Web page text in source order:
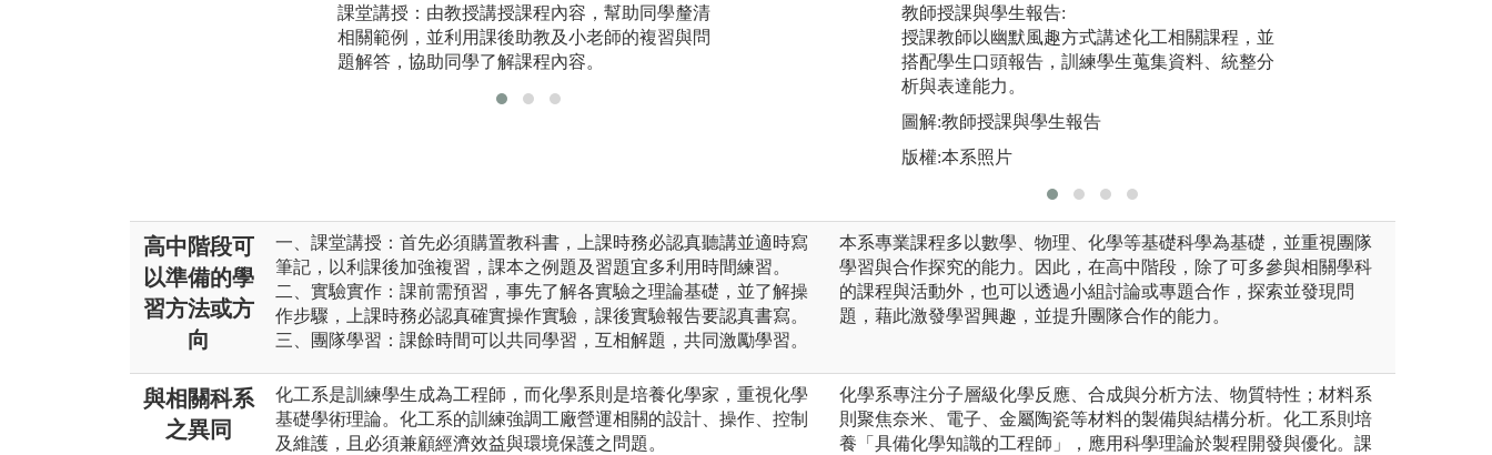
課堂講授：由教授講授課程內容，幫助同學釐清
相關範例，並利用課後助教及小老師的複習與問
題解答，協助同學了解課程內容。
實驗實作：透過實際操作，瞭解實務現場狀況，
學習具備設計裝置與規劃流程之能力。
教師授課與學生報告:
授課教師以幽默風趣方式講述化工相關課程，並
搭配學生口頭報告，訓練學生蒐集資料、統整分
析與表達能力。
圖解:教師授課與學生報告
版權:本系照片
高中階段可
以準備的學
習方法或方
向
一、課堂講授：首先必須購置教科書，上課時務必認真聽講並適時寫
筆記，以利課後加強複習，課本之例題及習題宜多利用時間練習。
二、實驗實作：課前需預習，事先了解各實驗之理論基礎，並了解操
作步驟，上課時務必認真確實操作實驗，課後實驗報告要認真書寫。
三、團隊學習：課餘時間可以共同學習，互相解題，共同激勵學習。
本系專業課程多以數學、物理、化學等基礎科學為基礎，並重視團隊
學習與合作探究的能力。因此，在高中階段，除了可多參與相關學科
的課程與活動外，也可以透過小組討論或專題合作，探索並發現問
題，藉此激發學習興趣，並提升團隊合作的能力。
與相關科系
之異同
化工系是訓練學生成為工程師，而化學系則是培養化學家，重視化學
基礎學術理論。化工系的訓練強調工廠營運相關的設計、操作、控制
及維護，且必須兼顧經濟效益與環境保護之問題。
化學系專注分子層級化學反應、合成與分析方法、物質特性；材料系
則聚焦奈米、電子、金屬陶瓷等材料的製備與結構分析。化工系則培
養「具備化學知識的工程師」，應用科學理論於製程開發與優化。課